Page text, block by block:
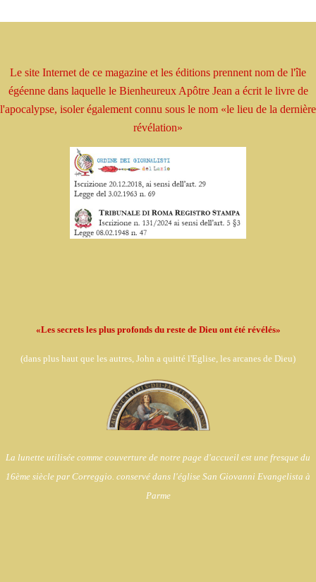
Le site Internet de ce magazine et les éditions prennent nom de l'île
égéenne dans laquelle le Bienheureux Apôtre Jean a écrit le livre de
l'apocalypse, isolerégalement connu sous le nom «le lieu de la dernière
révélation»
«Les secrets les plus profonds du reste de Dieu ont été révélés»
(dans plus haut que les autres, John a quitté l'Eglise, les arcanes de Dieu)
La lunette utilisée comme couverture de notre page d'accueil est une fresque du
16ème siècle par Correggio. conservé dans l'église San Giovanni Evangelista à
Parme